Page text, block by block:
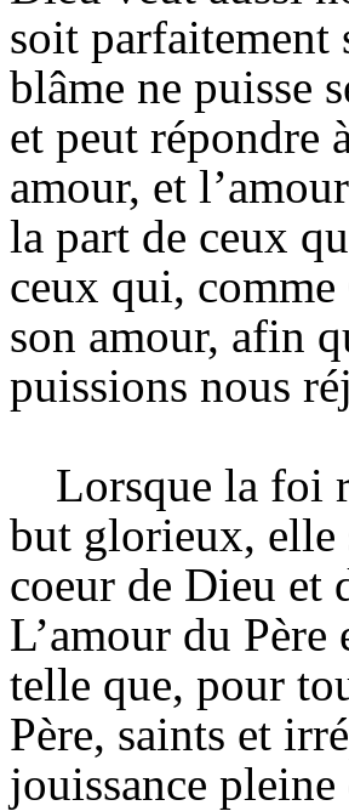
soit parfaitement
blâme ne puisse
et peut répondre
amour, et
la part de ceux
ceux qui,
son amour, afin
puissions nous
Lorsque la foi
but glorieux, elle
coeur de Dieu et
L’amour du
telle que, pour
Père, saints et
jouissance